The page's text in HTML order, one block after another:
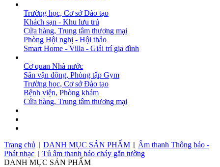
Trường học, Cơ sở Đào tạo
Khách sạn - Khu lưu trú
Cửa hàng, Trung tâm thương mại
Phòng Hội nghị - Hội thảo
Smart Home - Villa - Giải trí gia đình
Cơ quan Nhà nước
Sân vận động, Phòng tập Gym
Trường học, Cơ sở Đào tạo
Bệnh viện, Phòng khám
Cửa hàng, Trung tâm thương mại
Trang chủ
DANH MỤC SẢN PHẨM
Âm thanh Thông báo -
Phát nhạc
Tủ âm thanh báo cháy gắn tường
DANH MỤC SẢN PHẨM